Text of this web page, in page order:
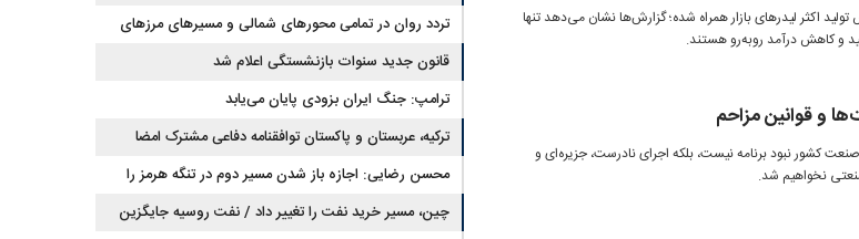
اکثر لیدرهای بازار همراه شده؛ گزارش‌ها نشان می‌دهد تنها
و کاهش درآمد روبه‌رو هستند.
و قوانین مزاحم
کشور نبود برنامه نیست، بلکه اجرای نادرست، جزیره‌ای و
نخواهیم شد.
تردد روان در تمامی محورهای شمالی و مسیرهای مرزهای
اربعین
قانون جدید سنوات بازنشستگی اعلام شد
ترامپ: جنگ ایران بزودی پایان می‌یابد
ترکیه، عربستان و پاکستان توافقنامه دفاعی مشترک امضا
می‌کنند
محسن رضایی: اجازه باز شدن مسیر دوم در تنگه هرمز را
نخواهیم داد
چین، مسیر خرید نفت را تغییر داد / نفت روسیه جایگزین